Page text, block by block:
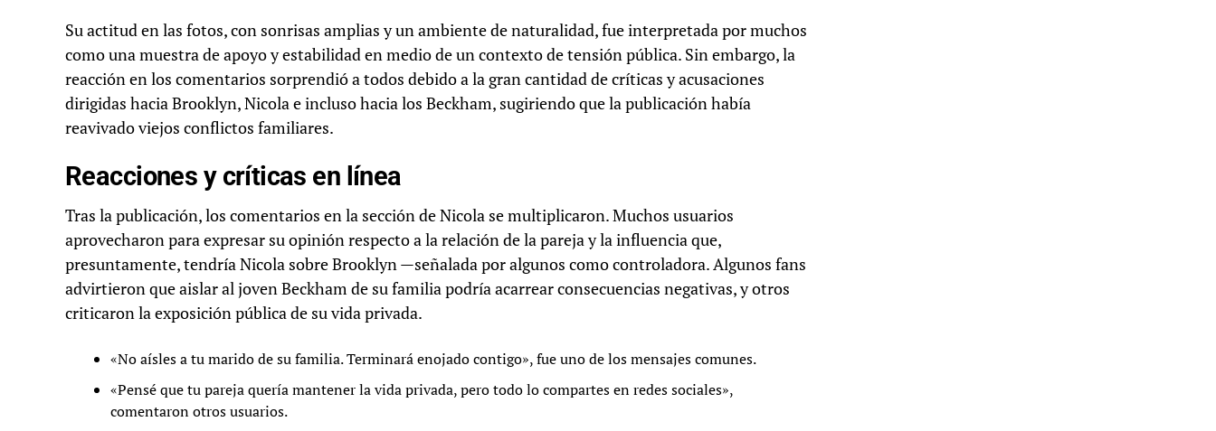
Su actitud en las fotos, con sonrisas amplias y un ambiente de naturalidad, fue interpretada por muchos
como una muestra de apoyo y estabilidad en medio de un contexto de tensión pública. Sin embargo, la
reacción en los comentarios sorprendió a todos debido a la gran cantidad de críticas y acusaciones
dirigidas hacia Brooklyn, Nicola e incluso hacia los Beckham, sugiriendo que la publicación había
reavivado viejos conflictos familiares.
Reacciones y críticas en línea
Tras la publicación, los comentarios en la sección de Nicola se multiplicaron. Muchos usuarios
aprovecharon para expresar su opinión respecto a la relación de la pareja y la influencia que,
presuntamente, tendría Nicola sobre Brooklyn —señalada por algunos como controladora. Algunos fans
advirtieron que aislar al joven Beckham de su familia podría acarrear consecuencias negativas, y otros
criticaron la exposición pública de su vida privada.
«No aísles a tu marido de su familia. Terminará enojado contigo», fue uno de los mensajes comunes.
«Pensé que tu pareja quería mantener la vida privada, pero todo lo compartes en redes sociales»,
comentaron otros usuarios.